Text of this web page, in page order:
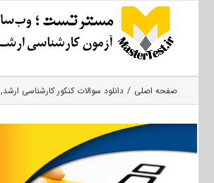
صفحه اصلی دانلود سوالات کنکور کارشناسی ارشد